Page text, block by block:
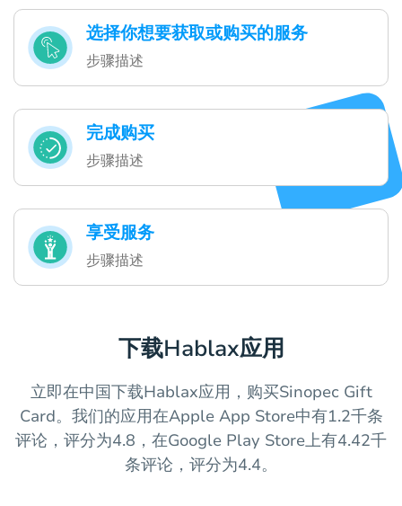
选择你想要获取或购买的服务
步骤描述
完成购买
步骤描述
享受服务
步骤描述
下载Hablax应用
立即在中国下载Hablax应用，购买Sinopec Gift
Card。我们的应用在Apple App Store中有1.2千条
评论，评分为4.8，在Google Play Store上有4.42千
条评论，评分为4.4。